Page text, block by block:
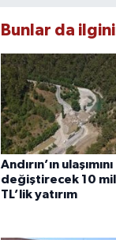
Bunlar da
Andırın’ın ulaşımını
değiştirecek 10
TL’lik yatırım